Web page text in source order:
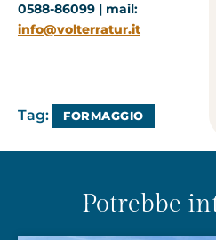
0588-86099 | mail:
info@volterratur.it
Tag: FORMAGGIO
Potrebbe